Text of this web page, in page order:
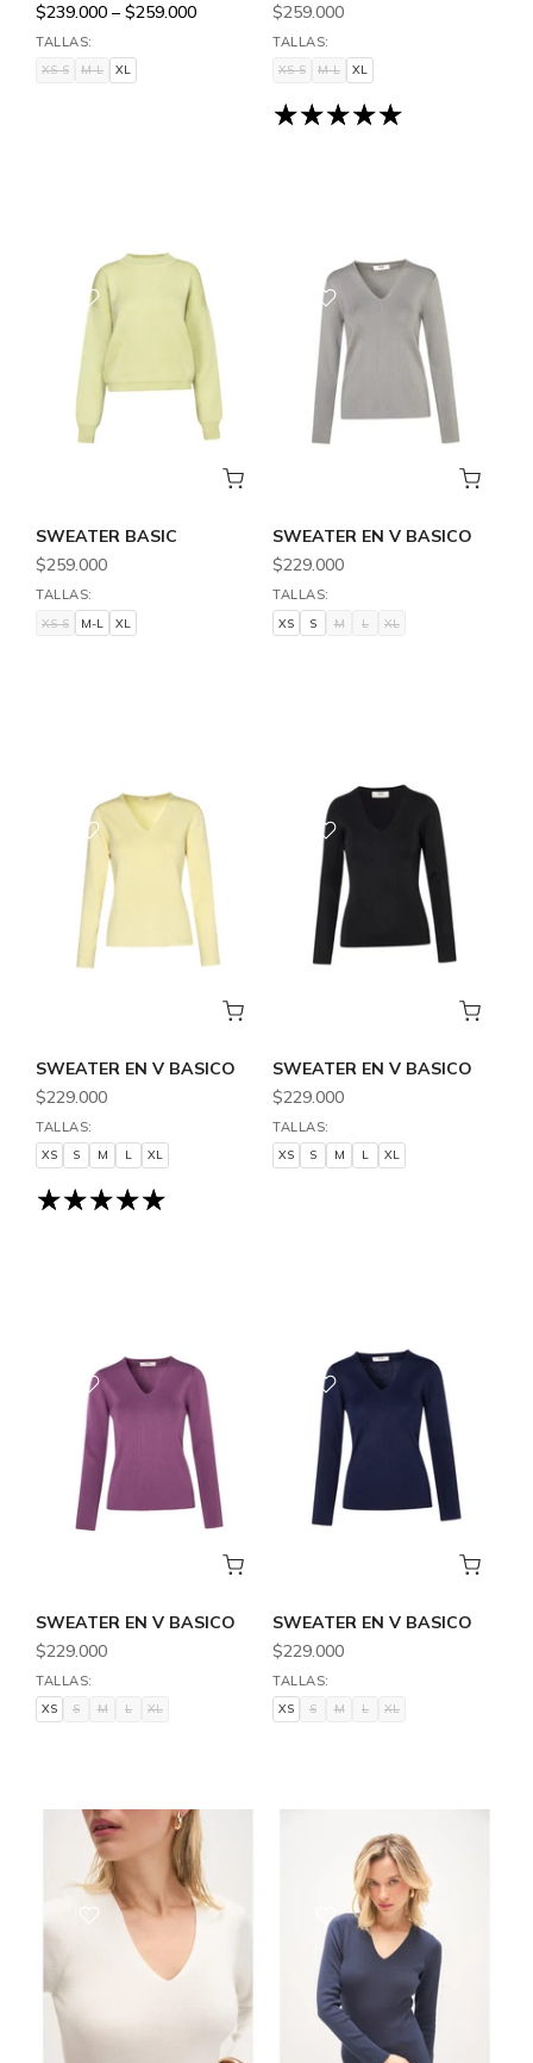
$239.000 – $259.000
TALLAS:
XS-S M-L XL
$259.000
TALLAS:
XS-S M-L XL
SWEATER BASIC
$259.000
TALLAS:
XS-S M-L XL
SWEATER EN V BASICO
$229.000
TALLAS:
XS S M L XL
SWEATER EN V BASICO
$229.000
TALLAS:
XS S M L XL
SWEATER EN V BASICO
$229.000
TALLAS:
XS S M L XL
SWEATER EN V BASICO
$229.000
TALLAS:
XS S M L XL
SWEATER EN V BASICO
$229.000
TALLAS:
XS S M L XL